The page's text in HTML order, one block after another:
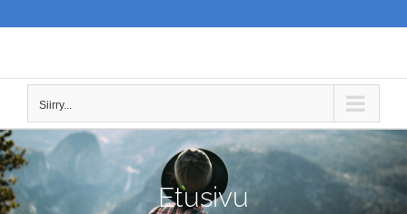
Siirry...
Etusivu